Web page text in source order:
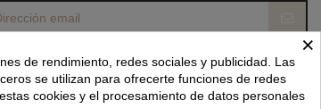
nuestra información de contacto en
He leído y acepto lascondiciones generales y la política de privacidad.
×
de rendimiento, redes sociales y publicidad. Las
se utilizan para ofrecerte funciones de redes
cookies y el procesamiento de datos personales